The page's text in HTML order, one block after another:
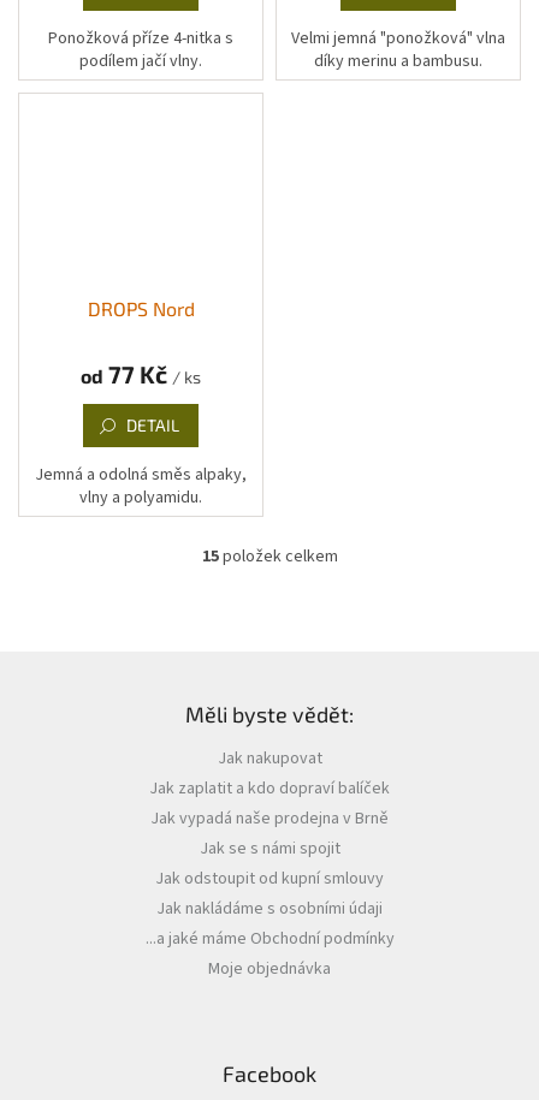
Ponožková příze 4-nitka s
podílem jačí vlny.
Velmi jemná "ponožková" vlna
díky merinu a bambusu.
DROPS Nord
od 77 Kč / ks
DETAIL
Jemná a odolná směs alpaky,
vlny a polyamidu.
O
c
í
p
r
v
k
y
ý
p
i
u
15položek celkem
Měli byste vědět:
Jak nakupovat
Jak zaplatit a kdo dopraví balíček
Jak vypadá naše prodejna v Brně
Jak se s námi spojit
Jak odstoupit od kupní smlouvy
Jak nakládáme s osobními údaji
...a jaké máme Obchodní podmínky
Moje objednávka
Facebook